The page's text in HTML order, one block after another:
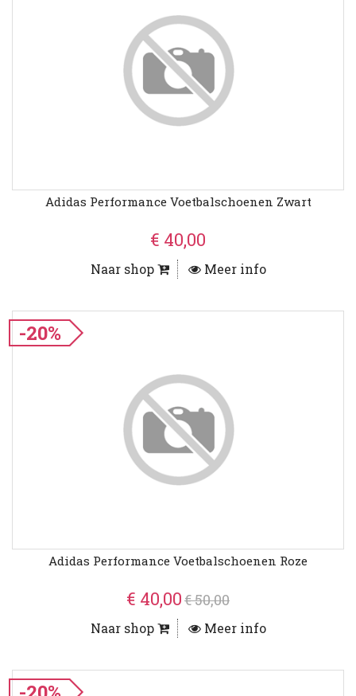
Adidas Performance Voetbalschoenen Zwart
€ 40,00
Naar shop Meer info
-20%
Adidas Performance Voetbalschoenen Roze
€ 40,00€ 50,00
Naar shop Meer info